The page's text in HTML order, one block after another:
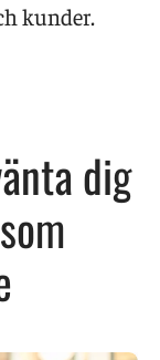
kunder.
dig